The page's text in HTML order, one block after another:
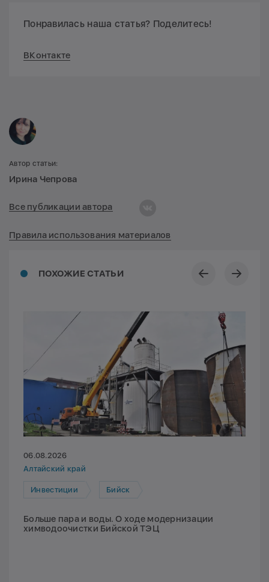
Понравилась наша статья? Поделитесь!
ВКонтакте
ПОХОЖИЕ СТАТЬИ
06.08.2026
Алтайский край
Инвестиции Бийск
Больше пара и воды. О ходе модернизации
химводоочистки Бийской ТЭЦ
Автор статьи:
Ирина Чепрова
Все публикации автора
Правила использования материалов